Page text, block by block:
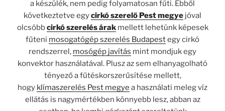
a készülék, nem pedig folyamatosan fűti. Ebből
következtetve egycirkó szerelő Pest megye jóval
olcsóbbcirkó szerelés árakmellett lehetünk képesek
fűteni mosogatógép szerelés Budapestegy cirkó
rendszerrel, mosógép javítás mint mondjuk egy
konvektor használatával. Plusz az sem elhanyagolható
tényező a fűtéskorszerűsítése mellett,
hogy klímaszerelés Pest megye a használati meleg víz
ellátás is nagymértékben könnyebb lesz, abban az